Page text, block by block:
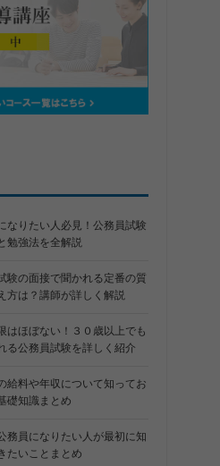
なりたい人必見！公務員試験
勉強法を全解説
験の面接で聞かれる定番の質
方は？講師が詳しく解説
はほぼない！３０歳以上でも
る公務員試験を詳しく紹介
給料や年収について知ってお
礎知識まとめ
務員になりたい人が最初に知
たいことまとめ